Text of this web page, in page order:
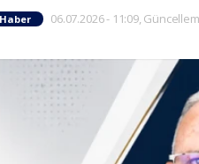
06.07.2026 - 11:09,